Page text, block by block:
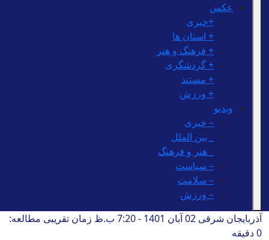
عکس
+خبری
+ استان ها
+ فرهنگ و هنر
+ گردشگری
+ مستند
+ ورزش
ویدیو
– خبری
_ بین الملل
_ هنر و فرهنگ
– سیاست
– سلامت
– ورزش
آذربایجان شرقی 02 آبان 1401 - 7:20 ب.ظ
زمان تقریبی مطالعه:
0 دقیقه